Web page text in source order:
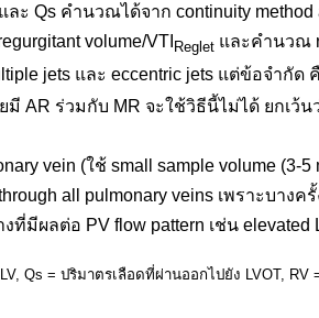
ะ Qs คำนวณได้จาก continuity method
volume/VTI Reglet และคำนวณ
jets และ eccentric jets แต่ข้อจำกัด
AR ร่วมกับ MR จะใช้วิธีนี้ไม่ได้ ยกเว้
vein (ใช้ small sample volume (3-
all pulmonary veins เพราะบางค
มีผลต่อ PV flow pattern เช่น elevated
Qs = ปริมาตรเลือดที่ผ่านออกไปยัง LVOT, RV